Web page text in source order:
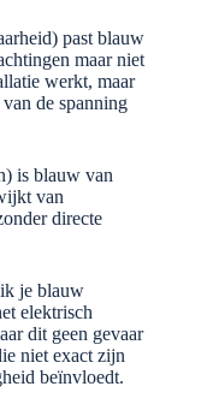
past blauw
maar niet
werkt, maar
de spanning
is blauw van
van
directe
je blauw
elektrisch
dit geen gevaar
niet exact zijn
beïnvloedt.